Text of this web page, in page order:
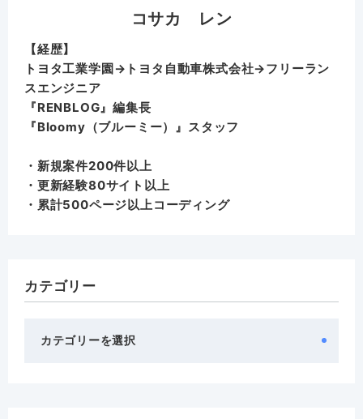
コサカ レン
【経歴】
トヨタ工業学園→トヨタ自動車株式会社→フリーラン
スエンジニア
『RENBLOG』編集長
『Bloomy（ブルーミー） 』スタッフ
・新規案件200件以上
・更新経験80サイト以上
・累計500ページ以上コーディング
カテゴリー